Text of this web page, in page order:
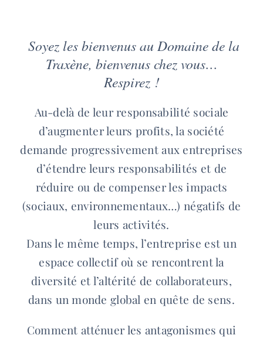
Soyez les bienvenus au Domaine de la
Traxène, bienvenus chez vous…
Respirez !
Au-delà de leur responsabilité sociale
d’augmenter leurs profits, la société
demande progressivement aux entreprises
d’étendre leurs responsabilités et de
réduire ou de compenser les impacts
(sociaux, environnementaux…) négatifs de
leurs activités.
Dans le même temps, l’entreprise est un
espace collectif où se rencontrent la
diversité et l’altérité de collaborateurs,
dans un monde global en quête de sens.
Comment atténuer les antagonismes qui